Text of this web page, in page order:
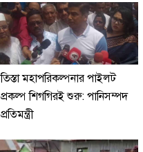
তিস্তা মহাপরিকল্পনার পাইলট
প্রকল্প শিগগিরই শুরু: পানিসম্পদ
প্রতিমন্ত্রী